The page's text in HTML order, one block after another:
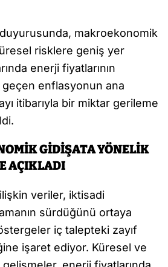
duyurusunda, makroekonomik
risklere geniş yer
enerji fiyatlarının
geçen enflasyonun ana
itibarıyla bir miktar gerileme
GİDİŞATA YÖNELİK
AÇIKLADI
veriler, iktisadi
sürdüğünü ortaya
iç talepteki zayıf
işaret ediyor. Küresel ve